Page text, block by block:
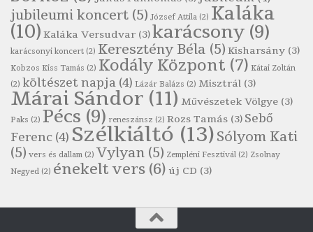
Robert Burns: Most hoci a számlát
Szélkiáltó
Robert Burns: Nagyhasú flaskó…
Szélkiáltó
Robert Burns: Skót ital
Szélkáltó
Robert Burns: Skót ital
Szélkiáltó
Simkó Péter: Károgós
Szélkiáltó
Szélkiáltó
Szepesi Attila: Csali dal
jubileumi koncert (5) József Attila (2) Kaláka
(10) Kaláka Versudvar (3)karácsony (9)
karácsonyi koncert (2) Keresztény Béla (5) Kisharsány (3)
Kobzos Kiss Tamás (2) Kodály Központ (7) Kátai Zoltán
(2) költészet napja (4) Lázár Balázs (2) Misztrál (3)
Márai Sándor (11) Művészetek Völgye (3)
Paks (2) Pécs (9) reneszánsz (2) Rozs Tamás (3) Sebő
Ferenc (4) Szélkiáltó (13)Sólyom Kati
(5) vers és dallam (2) Vylyan (5) Zempléni Fesztivál (2) Zsolnay
Negyed (2) énekelt vers (6) új CD (3)